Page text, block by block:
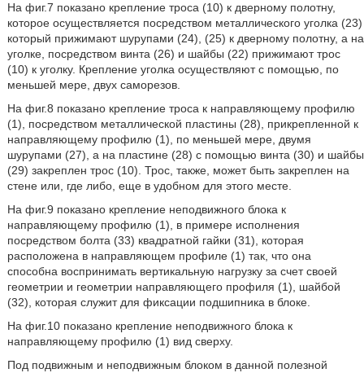
На фиг.7 показано крепление троса (10) к дверному полотну,
которое осуществляется посредством металлического уголка (23)
который прижимают шурупами (24), (25) к дверному полотну, а на
уголке, посредством винта (26) и шайбы (22) прижимают трос
(10) к уголку. Крепление уголка осуществляют с помощью, по
меньшей мере, двух саморезов.
На фиг.8 показано крепление троса к направляющему профилю
(1), посредством металлической пластины (28), прикрепленной к
направляющему профилю (1), по меньшей мере, двумя
шурупами (27), а на пластине (28) с помощью винта (30) и шайбы
(29) закреплен трос (10). Трос, также, может быть закреплен на
стене или, где либо, еще в удобном для этого месте.
На фиг.9 показано крепление неподвижного блока к
направляющему профилю (1), в примере исполнения
посредством болта (33) квадратной гайки (31), которая
расположена в направляющем профиле (1) так, что она
способна воспринимать вертикальную нагрузку за счет своей
геометрии и геометрии направляющего профиля (1), шайбой
(32), которая служит для фиксации подшипника в блоке.
На фиг.10 показано крепление неподвижного блока к
направляющему профилю (1) вид сверху.
Под подвижным и неподвижным блоком в данной полезной